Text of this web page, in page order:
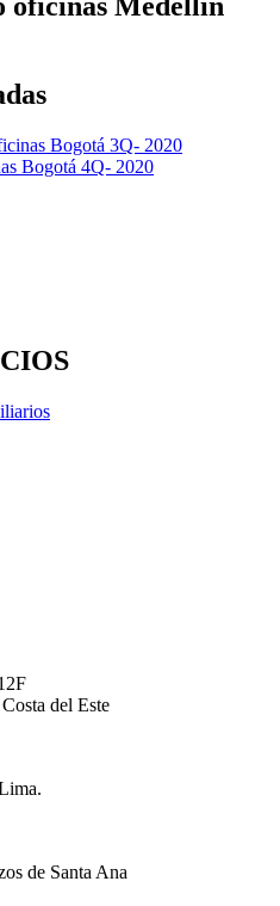
Bogotá 3Q- 2020
Bogotá 4Q- 2020
del Este
de Santa Ana